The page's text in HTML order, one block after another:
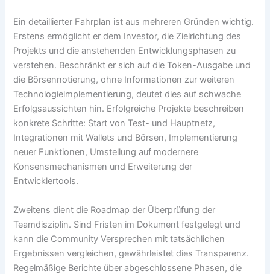
Ein detaillierter Fahrplan ist aus mehreren Gründen wichtig.
Erstens ermöglicht er dem Investor, die Zielrichtung des
Projekts und die anstehenden Entwicklungsphasen zu
verstehen. Beschränkt er sich auf die Token-Ausgabe und
die Börsennotierung, ohne Informationen zur weiteren
Technologieimplementierung, deutet dies auf schwache
Erfolgsaussichten hin. Erfolgreiche Projekte beschreiben
konkrete Schritte: Start von Test- und Hauptnetz,
Integrationen mit Wallets und Börsen, Implementierung
neuer Funktionen, Umstellung auf modernere
Konsensmechanismen und Erweiterung der
Entwicklertools.
Zweitens dient die Roadmap der Überprüfung der
Teamdisziplin. Sind Fristen im Dokument festgelegt und
kann die Community Versprechen mit tatsächlichen
Ergebnissen vergleichen, gewährleistet dies Transparenz.
Regelmäßige Berichte über abgeschlossene Phasen, die